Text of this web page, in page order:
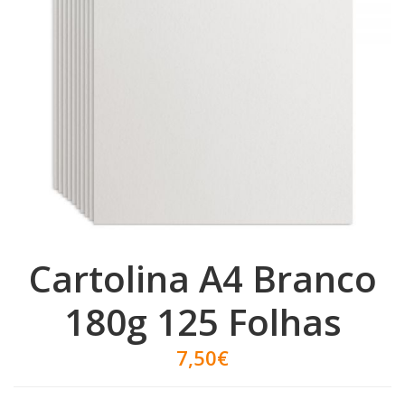
Cartolina A4 Branco
180g 125 Folhas
7,50€